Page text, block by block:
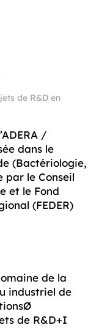
de R&D en
/
dans le
(Bactériologie,
par le Conseil
et le Fond
(FEDER)
de la
industriel de
de R&D+I